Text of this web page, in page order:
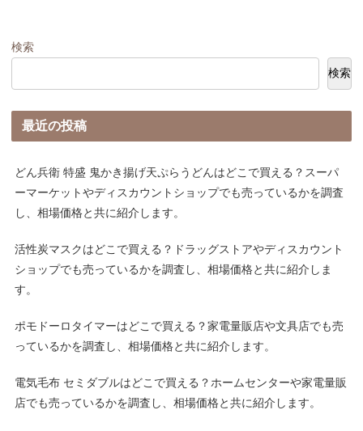
検索
検索
最近の投稿
どん兵衛 特盛 鬼かき揚げ天ぷらうどんはどこで買える？スーパ
ーマーケットやディスカウントショップでも売っているかを調査
し、相場価格と共に紹介します。
活性炭マスクはどこで買える？ドラッグストアやディスカウント
ショップでも売っているかを調査し、相場価格と共に紹介しま
す。
ポモドーロタイマーはどこで買える？家電量販店や文具店でも売
っているかを調査し、相場価格と共に紹介します。
電気毛布 セミダブルはどこで買える？ホームセンターや家電量販
店でも売っているかを調査し、相場価格と共に紹介します。